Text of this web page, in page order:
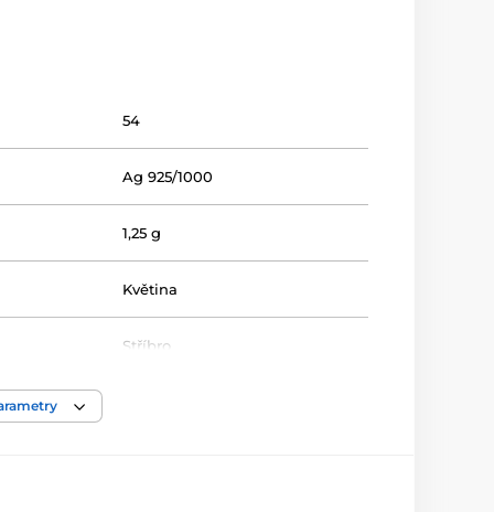
54
Ag 925/1000
1,25 g
Květina
Stříbro